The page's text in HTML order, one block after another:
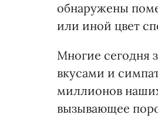
обнаружены
или иной цвет
Многие сегодня
вкусами и
миллионов
вызывающее